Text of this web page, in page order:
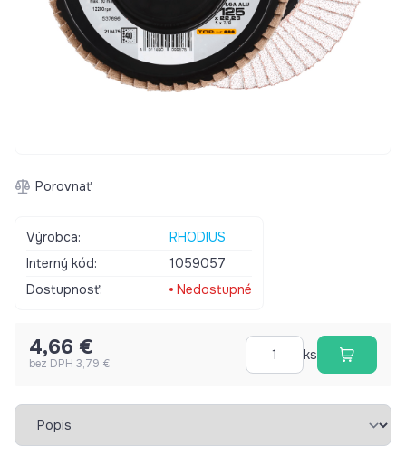
Porovnať
Výrobca:
RHODIUS
Interný kód:
1059057
Dostupnosť:
Nedostupné
4,66 €
bez DPH 3,79 €
ks
Vybrať záložku